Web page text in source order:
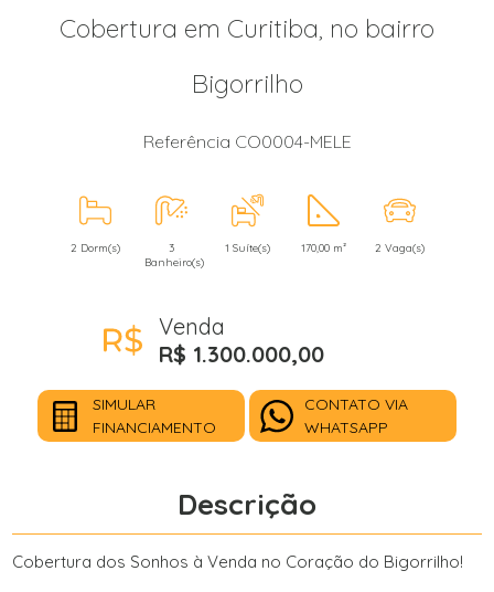
Cobertura em Curitiba, no bairro
Bigorrilho
Referência CO0004-MELE
2 Dorm(s)
3
Banheiro(s)
1 Suíte(s) 170,00 m² 2 Vaga(s)
Venda
R$ 1.300.000,00
SIMULAR
FINANCIAMENTO
CONTATO VIA
WHATSAPP
Descrição
Cobertura dos Sonhos à Venda no Coração do Bigorrilho!